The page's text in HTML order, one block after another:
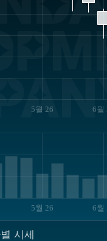
5월 26 6월
5월 26 6월
시세